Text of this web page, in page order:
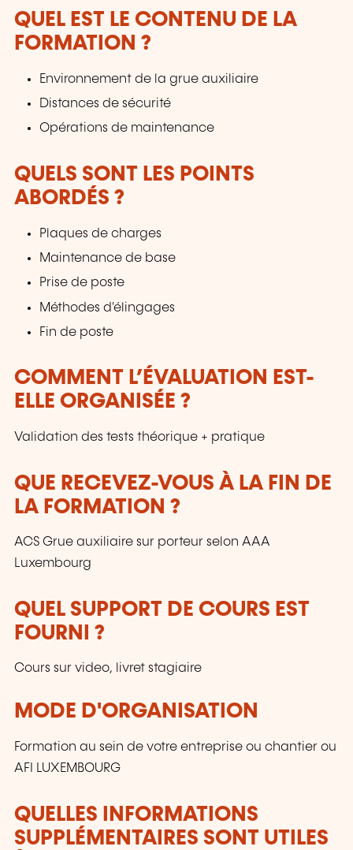
QUEL EST LE CONTENU DE LA
FORMATION ?
Environnement de la grue auxiliaire
Distances de sécurité
Opérations de maintenance
QUELS SONT LES POINTS
ABORDÉS ?
Plaques de charges
Maintenance de base
Prise de poste
Méthodes d'élingages
Fin de poste
COMMENT L’ÉVALUATION EST-
ELLE ORGANISÉE ?
Validation des tests théorique + pratique
QUE RECEVEZ-VOUS À LA FIN DE
LA FORMATION ?
ACS Grue auxiliaire sur porteur selon AAA
Luxembourg
QUEL SUPPORT DE COURS EST
FOURNI ?
Cours sur video, livret stagiaire
MODE D'ORGANISATION
Formation au sein de votre entreprise ou chantier ou
AFI LUXEMBOURG
QUELLES INFORMATIONS
SUPPLÉMENTAIRES SONT UTILES